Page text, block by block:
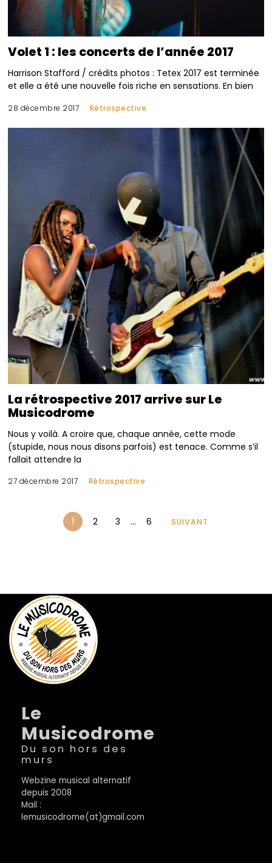
Volet 1 : les concerts de l’année 2017
Harrison Stafford / crédits photos : Tetex 2017 est terminée
et elle a été une nouvelle fois riche en sensations. En bien
28 décembre 2017 Rétrospective
La rétrospective 2017 arrive sur Le
Musicodrome
Nous y voilà. A croire que, chaque année, cette mode
(stupide, nous nous disons parfois) est tenace. Comme s’il
fallait attendre la
27 décembre 2017 Rétrospective
1 2 3 … 6 SUIVANT
Le
Musicodrome
Du son hors des
murs
Webzine musical alternatif
depuis 2008
Mail :
lemusicodrome(at)gmail.com